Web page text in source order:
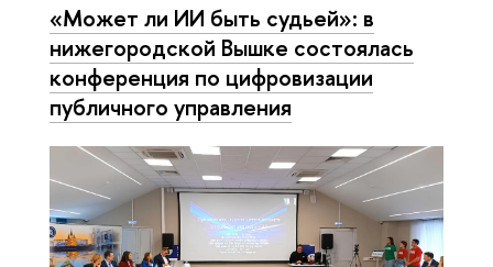
«Может ли ИИ быть судьей»: в
нижегородской Вышке состоялась
конференция по цифровизации
публичного управления